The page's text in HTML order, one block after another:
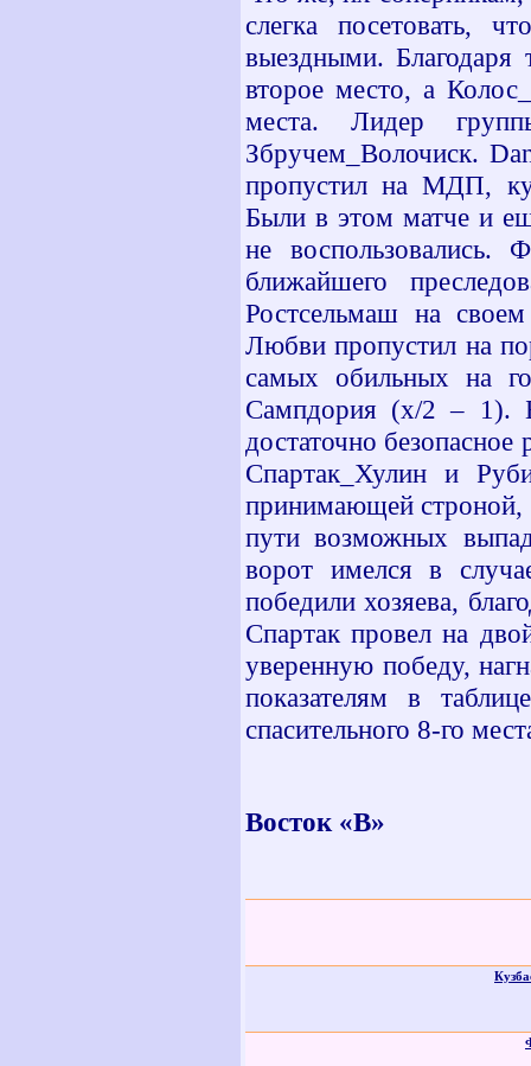
слегка посетовать,
выездными.
второе место, а
места. Лидер
Збручем_Волочиск.
пропустил на МДП,
Были в этом матче и
не
ближайшего
Ростсельмаш на
Любви пропустил на
самых обильных на
Сампдория (х/2 – 1).
достаточно
Спартак_Хулин и
принимающей строной,
пути возможных
ворот имелся в
победили хозяева,
Спартак провел на
уверенную победу,
показателям в
спасительного 8-го
Восток «В»